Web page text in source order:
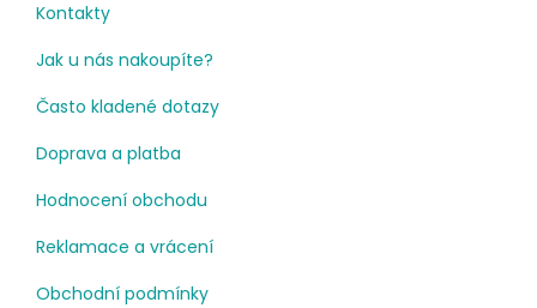
Kontakty
Jak u nás nakoupíte?
Často kladené dotazy
Doprava a platba
Hodnocení obchodu
Reklamace a vrácení
Obchodní podmínky